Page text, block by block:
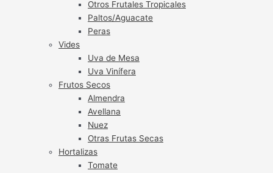
Otros Frutales Tropicales
Paltos/Aguacate
Peras
Vides
Uva de Mesa
Uva Vinífera
Frutos Secos
Almendra
Avellana
Nuez
Otras Frutas Secas
Hortalizas
Tomate